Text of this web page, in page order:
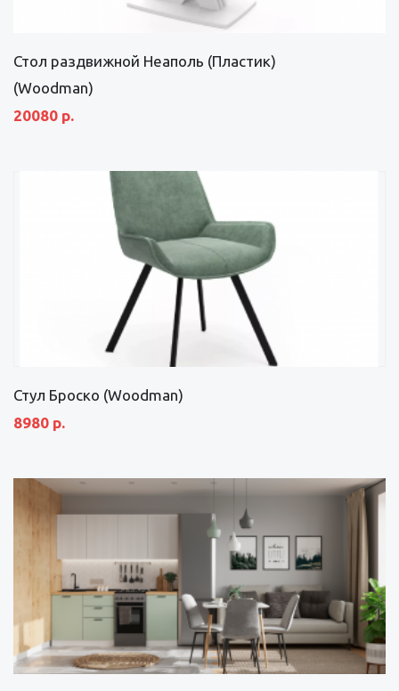
Стол раздвижной Неаполь (Пластик)
(Woodman)
20080 р.
Стул Броско (Woodman)
8980 р.